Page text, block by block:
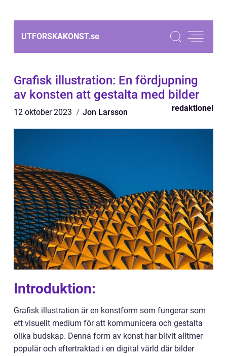
UTFORSKAKONST.se
Grafisk illustration: En fördjupning
av konsten att gestalta med bilder
12 oktober 2023 Jon Larsson redaktionel
Introduktion:
Grafisk illustration är en konstform som fungerar som
ett visuellt medium för att kommunicera och gestalta
olika budskap. Denna form av konst har blivit alltmer
populär och eftertraktad i en digital värld där bilder